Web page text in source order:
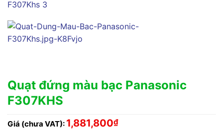
Quạt đứng màu bạc Panasonic
F307KHS
Giá (chưa VAT): 1,881,800₫